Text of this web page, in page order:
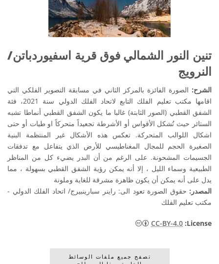
تنين النور الشمالي فوق قرية اسفيوردباتن/
النرويج
الشرح: الصورة الفائزة بالمركز الثاني في مسابقة التصوير الفلكي التي
اقامها مكتب تعليم الفلك التابع لاتحاد الفلك الدولي سنة 2021، فئة
الشفق القطبي (الصور الثابتة) غالبا ما يكون الشفق القطبي أنماطا تشبه
الستائر حيث تُشكل الأقواس أو الأشرطة تجعيداً متحركاً او طيات أو حتى
اشكال اللوالب المتحركة. تعكس هذه الأشكال غير المنتظمة البنية
الصغيرة الحجم للمجال المغناطيسي للأرض الذي يتفاعل مع تدفقات
الجسيمات المشحونة. على الرغم من أن البدر يضيء كل من المناظر
الطبيعية وسماء الليل ، إلا أنه يمكن رؤية الشفق القطبي بسهولة ، مما
يدل على أنه يمكن أن يكون ظاهرة مشرقة للغاية وملونة
المصدر: حقوق الصورة تعود الى: راينر سبارينبيرج/ اتحاد الفلك الدولي -
مكتب تعليم الفلك
CC-BY-4.0 :License
تصفح جميع ملفات الوسائط